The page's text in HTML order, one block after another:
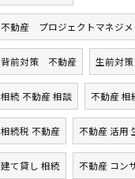
不動産 プロジェクトマネジメ
背前対策 不動産 生前対
相続 不動産 相談 不動産 相
相続税 不動産 不動産 活用
建て貸し 相続 不動産 コン